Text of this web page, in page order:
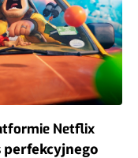
Netflix
perfekcyjnego